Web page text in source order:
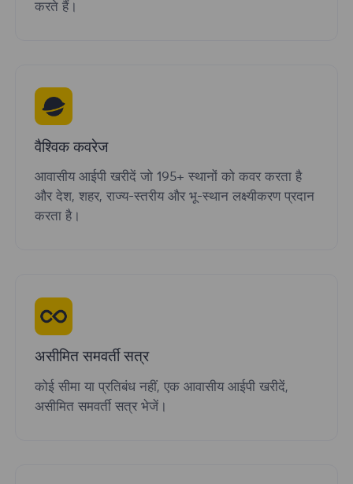
करते हैं।
वैश्विक कवरेज
आवासीय आईपी खरीदें जो 195+ स्थानों को कवर करता है
और देश, शहर, राज्य-स्तरीय और भू-स्थान लक्ष्यीकरण प्रदान
करता है।
असीमित समवर्ती सत्र
कोई सीमा या प्रतिबंध नहीं, एक आवासीय आईपी खरीदें,
असीमित समवर्ती सत्र भेजें।